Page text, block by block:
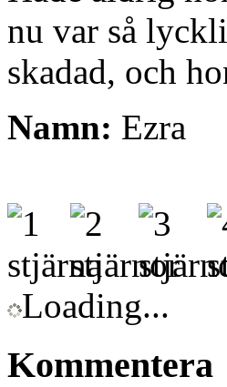
nu var så
skadad, och
Namn: Ezra
Loading...
Kommentera